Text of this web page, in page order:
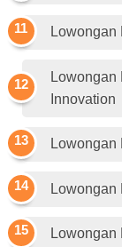
Lowongan
Lowongan
Innovation
Lowongan
Lowongan
Lowongan